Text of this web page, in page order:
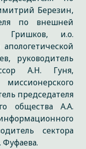
Березин,
по внешней
Гришков, и.о.
руководитель
А.Н. Гуня,
председателя
общества А.А.
сектора